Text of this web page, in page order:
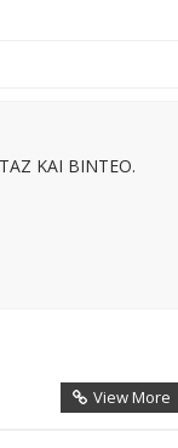
ΚΑΙ ΒΙΝΤΕΟ.
View More